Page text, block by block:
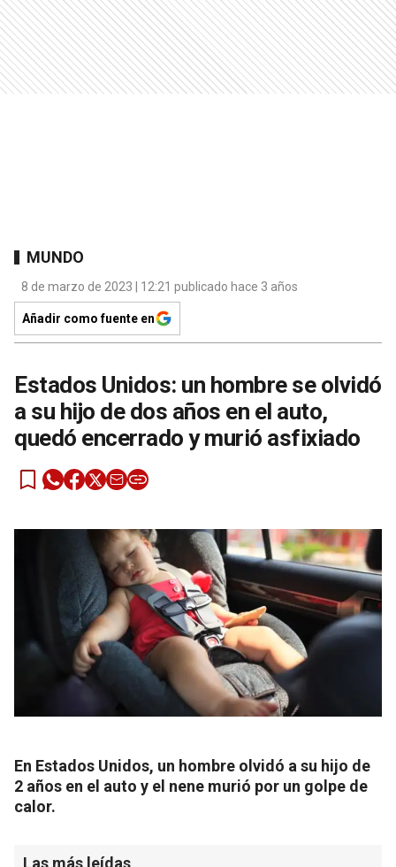
MUNDO
8 de marzo de 2023 | 12:21 publicado hace 3 años
Añadir como fuente en
Estados Unidos: un hombre se olvidó
a su hijo de dos años en el auto,
quedó encerrado y murió asfixiado
En Estados Unidos, un hombre olvidó a su hijo de
2 años en el auto y el nene murió por un golpe de
calor.
Las más leídas